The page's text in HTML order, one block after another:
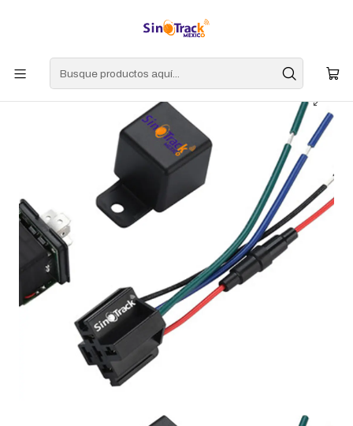
mercadolibre
Sinotrack Gps Tracker Relay Corta Corriente Moto Auto
St907